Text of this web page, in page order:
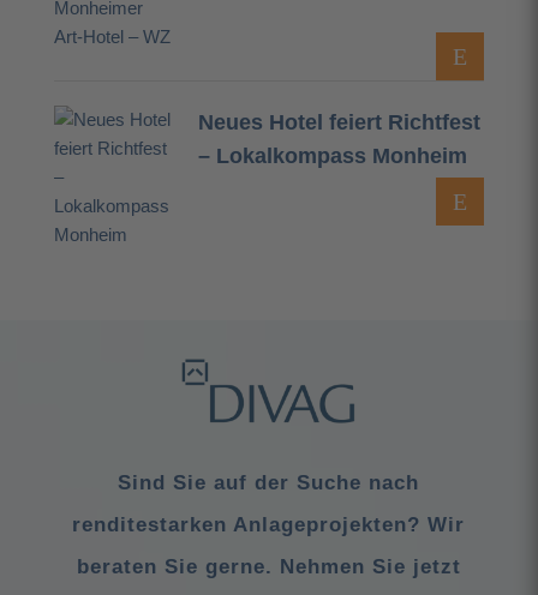
Neues Hotel feiert Richtfest
– Lokalkompass Monheim
Sind Sie auf der Suche nach
renditestarken Anlageprojekten? Wir
beraten Sie gerne. Nehmen Sie jetzt